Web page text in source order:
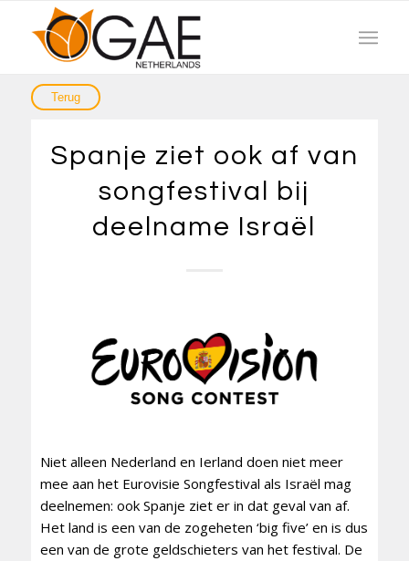
Spanje ziet ook af van
songfestival bij
deelname Israël
Niet alleen Nederland en Ierland doen niet meer
mee aan het Eurovisie Songfestival als Israël mag
deelnemen: ook Spanje ziet er in dat geval van af.
Het land is een van de zogeheten ‘big five’ en is dus
een van de grote geldschieters van het festival. De